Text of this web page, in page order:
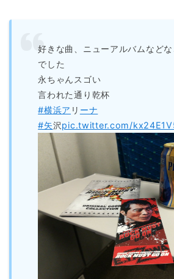
好きな曲、ニューアルバムなど
でした
永ちゃんスゴい
言われた通り乾杯
#横浜ア リ ーナ
#矢沢pic.twitter.com/